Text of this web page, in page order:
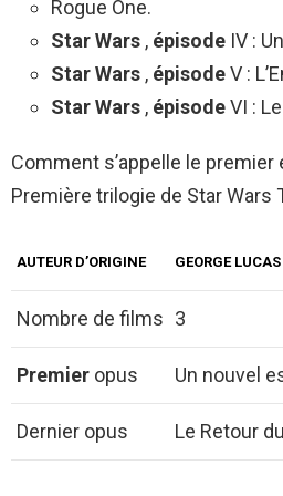
Rogue One.
Star Wars , épisode IV :
Star Wars , épisodeV :
Star Wars , épisodeVI :
Comment s’appelle le premier
Première trilogie de Star Wars
AUTEUR D’ORIGINE GEORGE LUCAS
Nombre de films 3
Premier opus Un nouvel
Dernier opus Le Retour